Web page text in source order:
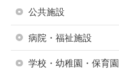
公共施設
病院・福祉施設
学校・幼稚園・保育園